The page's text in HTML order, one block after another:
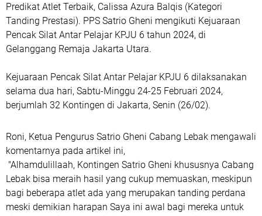
Predikat Atlet Terbaik, Calissa Azura Balqis (Kategori
Tanding Prestasi). PPS Satrio Gheni mengikuti Kejuaraan
Pencak Silat Antar Pelajar KPJU 6 tahun 2024, di
Gelanggang Remaja Jakarta Utara.
Kejuaraan Pencak Silat Antar Pelajar KPJU 6 dilaksanakan
selama dua hari, Sabtu-Minggu 24-25 Februari 2024,
berjumlah 32 Kontingen di Jakarta, Senin (26/02).
Roni, Ketua Pengurus Satrio Gheni Cabang Lebak mengawali
komentarnya pada artikel ini,
"Alhamdulillaah, Kontingen Satrio Gheni khususnya Cabang
Lebak bisa meraih hasil yang cukup memuaskan, meskipun
bagi beberapa atlet ada yang merupakan tanding perdana
meski demikian harapan Saya ini awal bagi mereka untuk